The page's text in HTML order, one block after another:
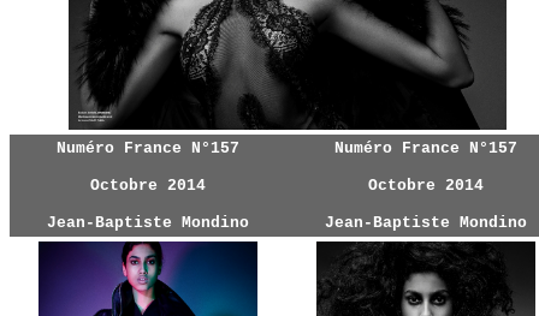
Numéro France N°157
Octobre 2014
Jean-Baptiste Mondino
Numéro France N°157
Octobre 2014
Jean-Baptiste Mondino